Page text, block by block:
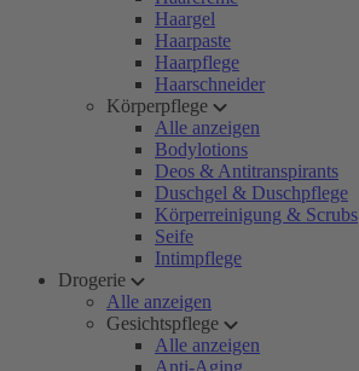
Haargel
Haarpaste
Haarpflege
Haarschneider
Körperpflege
Alle anzeigen
Bodylotions
Deos & Antitranspirants
Duschgel & Duschpflege
Körperreinigung & Scrubs
Seife
Intimpflege
Drogerie
Alle anzeigen
Gesichtspflege
Alle anzeigen
Anti-Aging